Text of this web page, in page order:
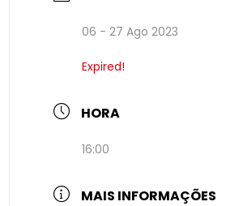
06 - 27 Ago 2023
Expired!
HORA
16:00
MAIS INFORMAÇÕES